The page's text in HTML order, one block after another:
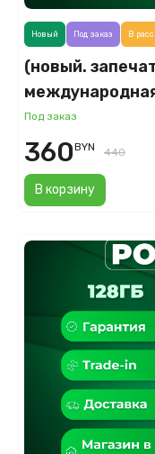
(новый.
Под заказ
В корзину
Новый Под заказ В
360BYN 440